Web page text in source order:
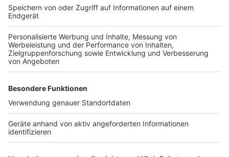
nicht Schluss. Denn alle EM-Spiele werden weiter in
der Fan Zone auf dem Heumarkt übertragen. Zum
Spiel der Türkei gegen Österreich am Dienstag und
am Freitag öffnet auch wieder der Tanzbrunnen. Und
das deutsche Spiel wird dann auch wieder auf der
großen Public-Viewing-Fläche am Konrad-Adenauer-
Ufer gezeigt, heißt es von der Stadt. Außerdem fährt
auch die EM-Fähre weiter zu allen Deutschland-
Spielen kostenlos.